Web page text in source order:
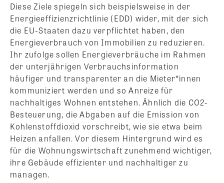
Diese Ziele spiegeln sich beispielsweise in der
Energieeffizienzrichtlinie (EDD) wider, mit der sich
die EU-Staaten dazu verpflichtet haben, den
Energieverbrauch von Immobilien zu reduzieren.
Ihr zufolge sollen Energieverbräuche im Rahmen
der unterjährigen Verbrauchsinformation
häufiger und transparenter an die Mieter*innen
kommuniziert werden und so Anreize für
nachhaltiges Wohnen entstehen. Ähnlich die CO2-
Besteuerung, die Abgaben auf die Emission von
Kohlenstoffdioxid vorschreibt, wie sie etwa beim
Heizen anfallen. Vor diesem Hintergrund wird es
für die Wohnungswirtschaft zunehmend wichtiger,
ihre Gebäude effizienter und nachhaltiger zu
managen.